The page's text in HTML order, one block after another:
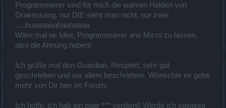
Programmierer sind für mich die wahren Helden von
Drakensang, nur DIE sieht man nicht, nur zwei
.....huaaaaaahaahaaaa
Wäre mal ne Idee, Programmierer ans Micro zu lassen,
also die Ahnung haben!
Ich grüße mal den Guardian. Respekt, sehr gut
geschrieben und vor allem beschrieben. Wünschte es gebe
mehr von Dir hier im Forum.
Ich hoffe, ich hab ein paar *** verdient! Werde ich sowieso